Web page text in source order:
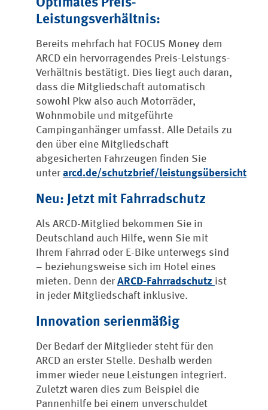
Leistungsverhältnis:
Bereits mehrfach hat FOCUS Money dem
ARCD ein hervorragendes Preis-Leistungs-
Verhältnis bestätigt. Dies liegt auch daran,
dass die Mitgliedschaft automatisch
sowohl Pkw also auch Motorräder,
Wohnmobile und mitgeführte
Campinganhänger umfasst. Alle Details zu
den über eine Mitgliedschaft
abgesicherten Fahrzeugen finden Sie
unter arcd.de/schutzbrief/leistungsübersicht
Neu: Jetzt mit Fahrradschutz
Als ARCD-Mitglied bekommen Sie in
Deutschland auch Hilfe, wenn Sie mit
Ihrem Fahrrad oder E-Bike unterwegs sind
– beziehungsweise sich im Hotel eines
mieten. Denn der ARCD-Fahrradschutz ist
in jeder Mitgliedschaft inklusive.
Innovation serienmäßig
Der Bedarf der Mitglieder steht für den
ARCD an erster Stelle. Deshalb werden
immer wieder neue Leistungen integriert.
Zuletzt waren dies zum Beispiel die
Pannenhilfe bei einem unverschuldet